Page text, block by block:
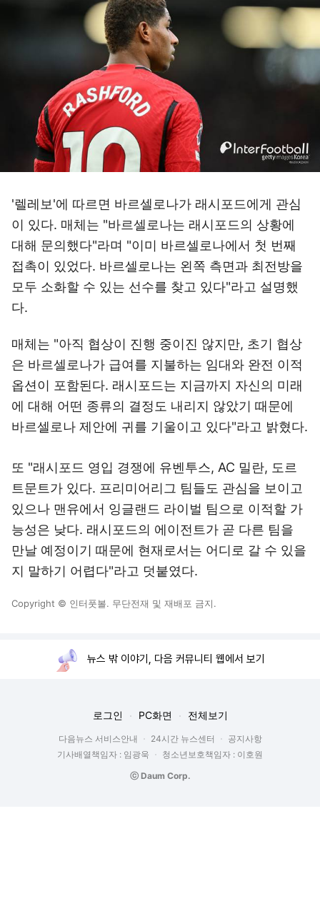
'렐레보'에 따르면 바르셀로나가 래시포드에게 관심
이 있다. 매체는 "바르셀로나는 래시포드의 상황에
대해 문의했다"라며 "이미 바르셀로나에서 첫 번째
접촉이 있었다. 바르셀로나는 왼쪽 측면과 최전방을
모두 소화할 수 있는 선수를 찾고 있다"라고 설명했
다.
매체는 "아직 협상이 진행 중이진 않지만, 초기 협상
은 바르셀로나가 급여를 지불하는 임대와 완전 이적
옵션이 포함된다. 래시포드는 지금까지 자신의 미래
에 대해 어떤 종류의 결정도 내리지 않았기 때문에
바르셀로나 제안에 귀를 기울이고 있다"라고 밝혔다.
또 "래시포드 영입 경쟁에 유벤투스, AC 밀란, 도르
트문트가 있다. 프리미어리그 팀들도 관심을 보이고
있으나 맨유에서 잉글랜드 라이벌 팀으로 이적할 가
능성은 낮다. 래시포드의 에이전트가 곧 다른 팀을
만날 예정이기 때문에 현재로서는 어디로 갈 수 있을
지 말하기 어렵다"라고 덧붙였다.
Copyright © 인터풋볼. 무단전재 및 재배포 금지.
뉴스 밖 이야기, 다음 커뮤니티 웹에서 보기
로그인 PC화면 전체보기
다음뉴스 서비스안내 24시간 뉴스센터
공지사항
기사배열책임자 : 임광욱
청소년보호책임자 : 이호원
ⓒ Daum Corp.